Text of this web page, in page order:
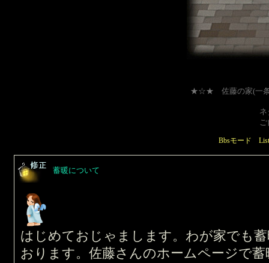
★☆★ 佐藤の家(一
ネタは
ご自由
Bbsモード
蓄暖について
はじめておじゃまします。わが家でも
おります。佐藤さんのホームページで